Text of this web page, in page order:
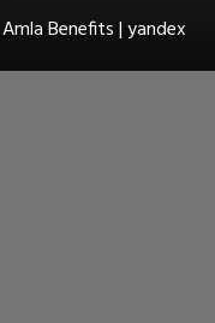
Amla Benefits | yandex